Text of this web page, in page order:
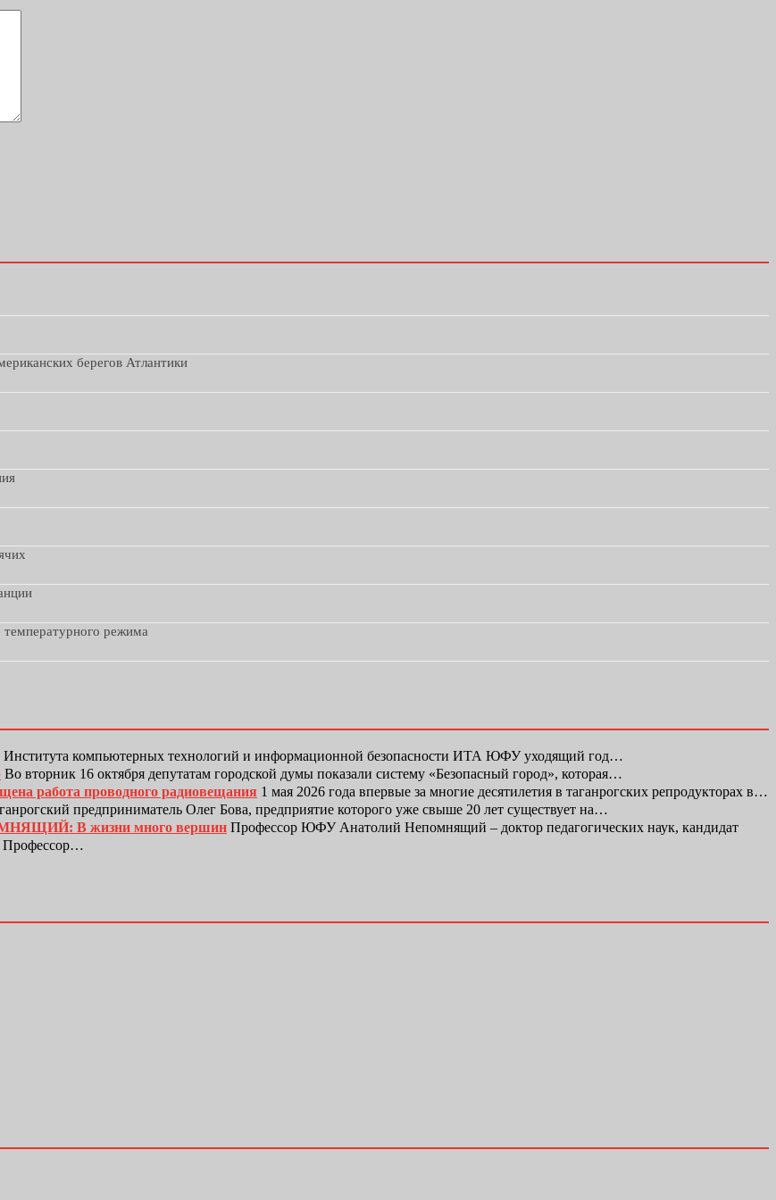
берегов Атлантики
температурного режима
Института компьютерных технологий и информационной безопасности ИТА ЮФУ уходящий год…
Во вторник 16 октября депутатам городской думы показали систему «Безопасный город», которая…
работа проводного радиовещания 1 мая 2026 года впервые за многие десятилетия в таганрогских репродукторах в…
предприниматель Олег Бова, предприятие которого уже свыше 20 лет существует на…
В жизни много вершин Профессор ЮФУ Анатолий Непомнящий – доктор педагогических наук, кандидат
Профессор…